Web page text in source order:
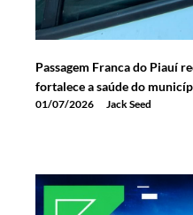
Passagem Franca do Piauí
fortalece a saúde do
01/07/2026 Jack Seed